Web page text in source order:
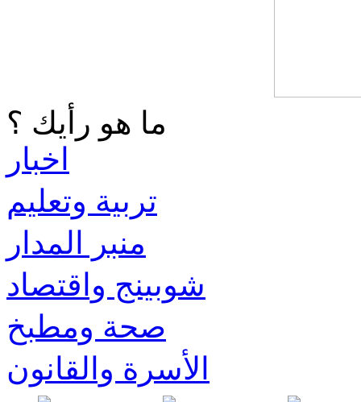
ما هو رأيك ؟
اخبار
تربية وتعليم
منبر المدار
شوبينج واقتصاد
صحة ومطبخ
الأسرة والقانون